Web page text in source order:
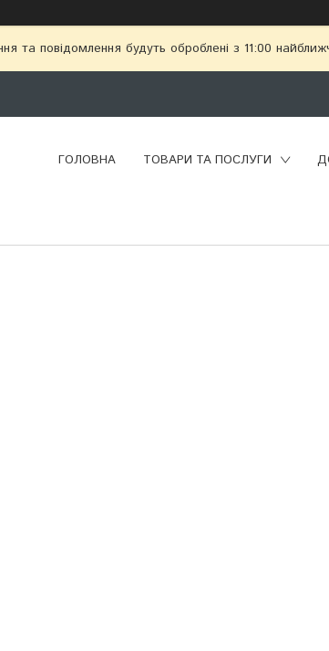
та повідомлення будуть оброблені з 11:00
ГОЛОВНА ТОВАРИ ТА ПОСЛУГИ